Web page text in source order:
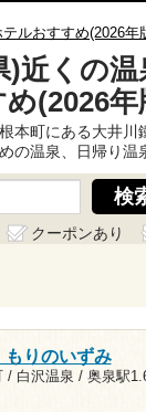
ルおすすめ(2026年
近くの温
(2026年
本町にある大井
の温泉、日帰り温
クーポンあり
りのいずみ
/ 白沢温泉 / 奥泉駅